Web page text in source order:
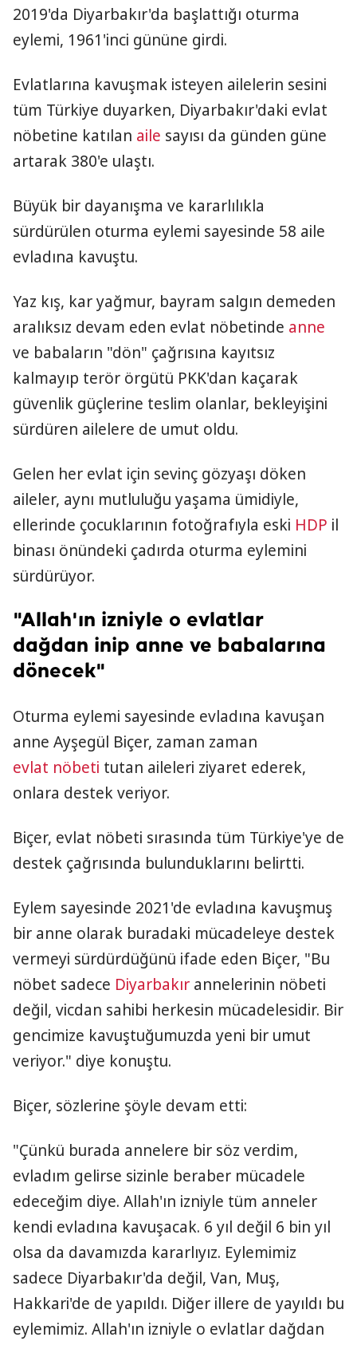
2019'da Diyarbakır'da başlattığı oturma
eylemi, 1961'inci gününe girdi.
Evlatlarına kavuşmak isteyen ailelerin sesini
tüm Türkiye duyarken, Diyarbakır'daki evlat
nöbetine katılan aile sayısı da günden güne
artarak 380'e ulaştı.
Büyük bir dayanışma ve kararlılıkla
sürdürülen oturma eylemi sayesinde 58 aile
evladına kavuştu.
Yaz kış, kar yağmur, bayram salgın demeden
aralıksız devam eden evlat nöbetinde anne
ve babaların "dön" çağrısına kayıtsız
kalmayıp terör örgütü PKK'dan kaçarak
güvenlik güçlerine teslim olanlar, bekleyişini
sürdüren ailelere de umut oldu.
Gelen her evlat için sevinç gözyaşı döken
aileler, aynı mutluluğu yaşama ümidiyle,
ellerinde çocuklarının fotoğrafıyla eski HDP il
binası önündeki çadırda oturma eylemini
sürdürüyor.
"Allah'ın izniyle o evlatlar
dağdan inip anne ve babalarına
dönecek"
Oturma eylemi sayesinde evladına kavuşan
anne Ayşegül Biçer, zaman zaman
evlat nöbeti tutan aileleri ziyaret ederek,
onlara destek veriyor.
Biçer, evlat nöbeti sırasında tüm Türkiye'ye de
destek çağrısında bulunduklarını belirtti.
Eylem sayesinde 2021'de evladına kavuşmuş
bir anne olarak buradaki mücadeleye destek
vermeyi sürdürdüğünü ifade eden Biçer, "Bu
nöbet sadece Diyarbakır annelerinin nöbeti
değil, vicdan sahibi herkesin mücadelesidir. Bir
gencimize kavuştuğumuzda yeni bir umut
veriyor." diye konuştu.
Biçer, sözlerine şöyle devam etti:
"Çünkü burada annelere bir söz verdim,
evladım gelirse sizinle beraber mücadele
edeceğim diye. Allah'ın izniyle tüm anneler
kendi evladına kavuşacak. 6 yıl değil 6 bin yıl
olsa da davamızda kararlıyız. Eylemimiz
sadece Diyarbakır'da değil, Van, Muş,
Hakkari'de de yapıldı. Diğer illere de yayıldı bu
eylemimiz. Allah'ın izniyle o evlatlar dağdan